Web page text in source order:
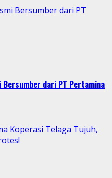
Bersumber dari PT
dari PT Pertamina
Koperasi Telaga Tujuh,